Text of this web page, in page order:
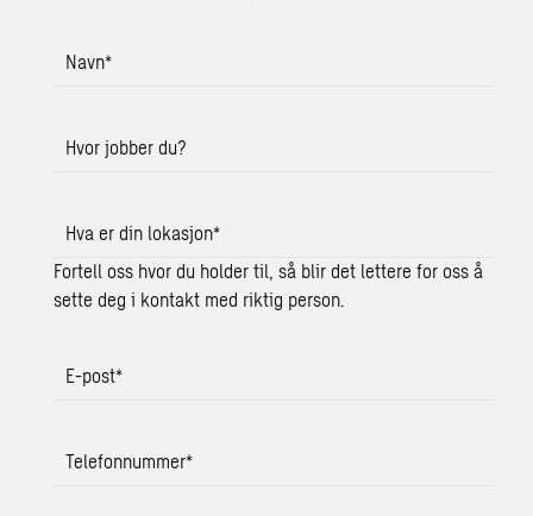
Navn*
Hvor jobber du?
Hva er din lokasjon*
Fortell oss hvor du holder til, så blir det lettere for oss å
sette deg i kontakt med riktig person.
E-post*
Telefonnummer*